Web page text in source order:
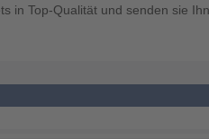
in Top-Qualität und senden sie